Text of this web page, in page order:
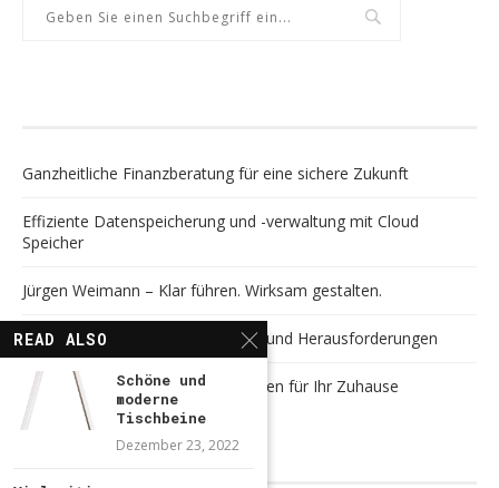
Ganzheitliche Finanzberatung für eine sichere Zukunft
Effiziente Datenspeicherung und -verwaltung mit Cloud
Speicher
Jürgen Weimann – Klar führen. Wirksam gestalten.
Digitalisierung meistern: Chancen und Herausforderungen
Vielseitige Gestaltungsmöglichkeiten für Ihr Zuhause
READ ALSO
Schöne und
moderne
Tischbeine
Dezember 23, 2022